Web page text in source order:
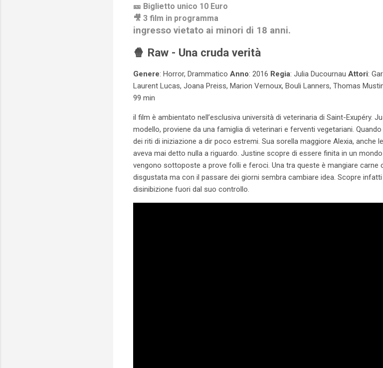
🎫 Biglietto unico 10 Euro
🎥 3 film in programma
ingresso vietato ai minori di 18 anni.
🍿 Raw - Una cruda verità
Genere: Horror, Drammatico Anno: 2016 Regia: Julia Ducournau Attori:
Laurent Lucas, Joana Preiss, Marion Vernoux, Bouli Lanners, Thomas
99 min
il film è ambientato nell’esclusiva università di veterinaria di Saint-Exupéry.
modello, proviene da una famiglia di veterinari e ferventi vegetariani.
dei riti di iniziazione a dir poco estremi. Sua sorella maggiore Alexia, anche
aveva mai detto nulla a riguardo. Justine scopre di essere finita in un
vengono sottoposte a prove folli e feroci. Una tra queste è mangiare carne
disgustata ma con il passare dei giorni sembra cambiare idea. Scopre
disinibizione fuori dal suo controllo.